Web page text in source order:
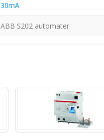
30mA
ABB S202 automater